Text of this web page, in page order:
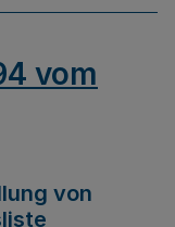
vom
von